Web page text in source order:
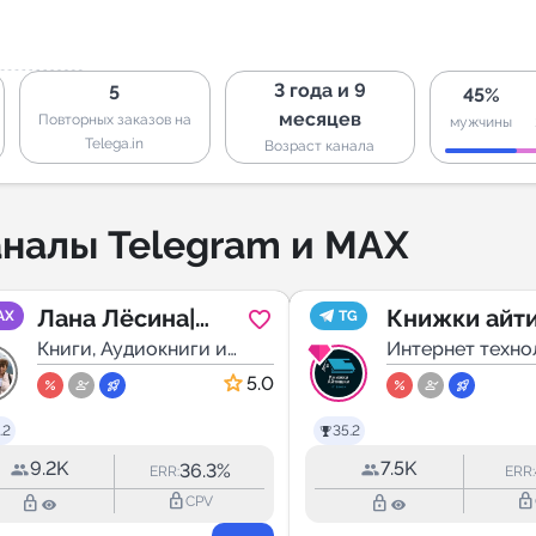
5
Повторных заказов на
Telega.in
3 года и 9
месяцев
Возраст канала
45%
мужчины
Telegram и MAX
Лана Лёсина|
Рассказы
Книги, Аудиокниги и
Подкасты
5.0
9.2K ERR:36.3%
lock_outline lock_outlineCPV
TG
35.2
Книжки
Интернет
7.5K ERR:
lock_outline lock_outline